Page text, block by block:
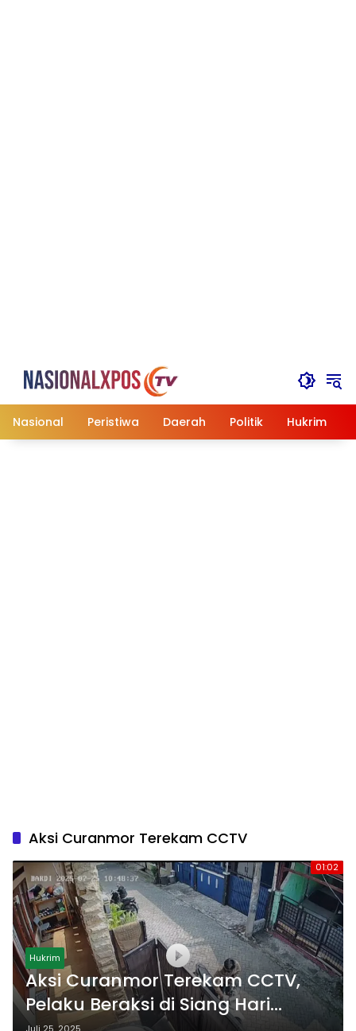
Nasional
Peristiwa Daerah Politik Hukrim
Aksi Curanmor Terekam CCTV
01:02
Hukrim
Aksi Curanmor Terekam CCTV,
Pelaku Beraksi di Siang Hari
Juli 25, 2025